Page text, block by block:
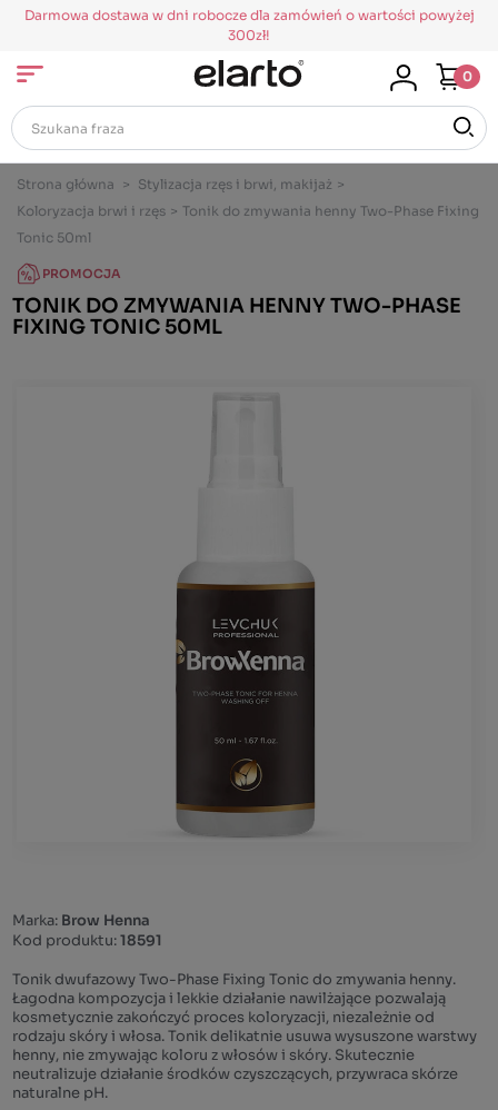
Darmowa dostawa w dni robocze dla zamówień o wartości powyżej
300zł!
0
Strona główna > Stylizacja rzęs i brwi, makijaż >
Koloryzacja brwi i rzęs > Tonik do zmywania henny Two-Phase Fixing
Tonic 50ml
PROMOCJA
TONIK DO ZMYWANIA HENNY TWO-PHASE
FIXING TONIC 50ML
Marka: Brow Henna
Kod produktu:18591
Tonik dwufazowy Two-Phase Fixing Tonic do zmywania henny.
Łagodna kompozycja i lekkie działanie nawilżające pozwalają
kosmetycznie zakończyć proces koloryzacji, niezależnie od
rodzaju skóry i włosa. Tonik delikatnie usuwa wysuszone warstwy
henny, nie zmywając koloru z włosów i skóry. Skutecznie
neutralizuje działanie środków czyszczących, przywraca skórze
naturalne pH.